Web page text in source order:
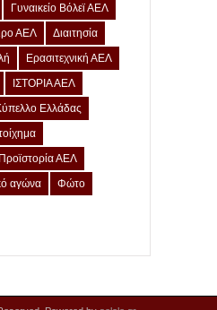
Γυναικείο Βόλεϊ ΑΕΛ
ΑΕΛ
Διαιτησία
Ερασιτεχνική ΑΕΛ
ΙΣΤΟΡΙΑ ΑΕΛ
Ελλάδας
Προϊστορία ΑΕΛ
αγώνα Φώτο